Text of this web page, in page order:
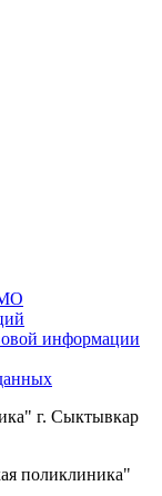
МО
информации
г. Сыктывкар
поликлиника"